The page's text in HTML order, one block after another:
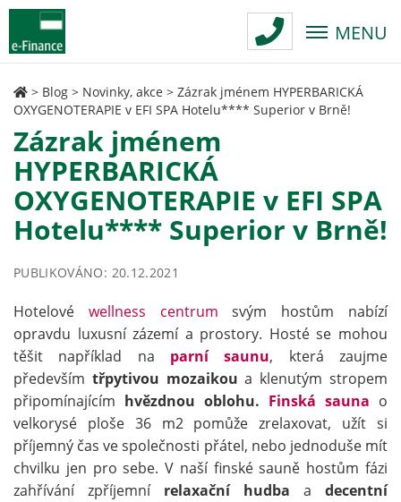
MENU
> Blog > Novinky, akce > Zázrak jménem HYPERBARICKÁ
OXYGENOTERAPIE v EFI SPA Hotelu**** Superior v Brně!
Zázrak jménem
HYPERBARICKÁ
OXYGENOTERAPIE v EFI SPA
Hotelu**** Superior v Brně!
PUBLIKOVÁNO: 20.12.2021
Hotelové wellness centrum svým hostům nabízí
opravdu luxusní zázemí a prostory. Hosté se mohou
těšit například na
parní saunu, která zaujme
především třpytivou mozaikou a klenutým stropem
připomínajícím hvězdnou oblohu. Finská sauna o
velkorysé ploše 36 m2 pomůže zrelaxovat, užít si
příjemný čas ve společnosti přátel, nebo jednoduše mít
chvilku jen pro sebe. V naší finské sauně hostům fázi
zahřívání zpříjemní relaxační hudba a decentní